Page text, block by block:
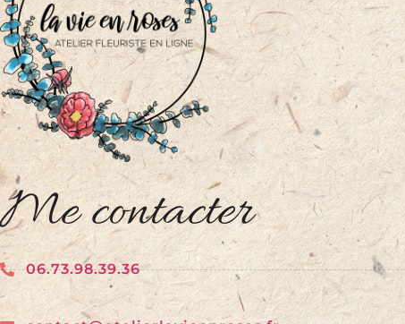
Me contacter
06.73.98.39.36